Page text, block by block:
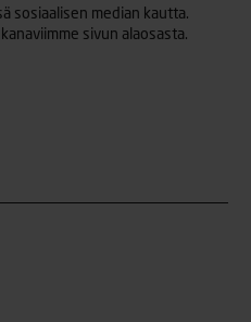
sosiaalisen median kautta.
sivun alaosasta.